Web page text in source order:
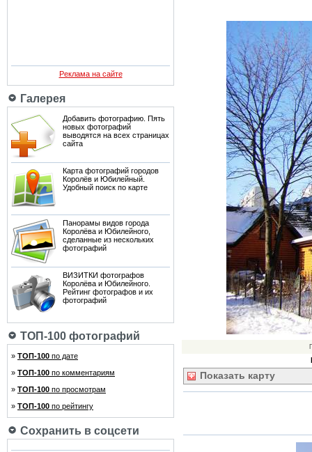
Реклама на сайте
Галерея
Добавить фотографию. Пять
новых фотографий
выводятся на всех страницах
сайта
Карта фотографий городов
Королёв и Юбилейный.
Удобный поиск по карте
Панорамы видов города
Королёва и Юбилейного,
сделанные из нескольких
фотографий
ВИЗИТКИ фотографов
Королёва и Юбилейного.
Рейтинг фотографов и их
фотографий
ТОП-100 фотографий
» ТОП-100 по дате
» ТОП-100 по комментариям
» ТОП-100 по просмотрам
» ТОП-100 по рейтингу
Сохранить в соцсети
Показать карту